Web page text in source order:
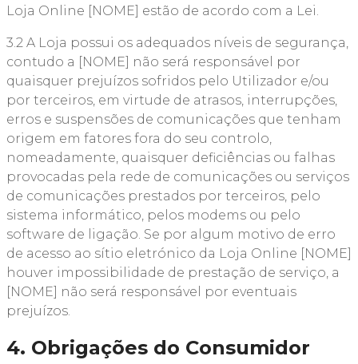
Loja Online [NOME] estão de acordo com a Lei.
3.2 A Loja possui os adequados níveis de segurança,
contudo a [NOME] não será responsável por
quaisquer prejuízos sofridos pelo Utilizador e/ou
por terceiros, em virtude de atrasos, interrupções,
erros e suspensões de comunicações que tenham
origem em fatores fora do seu controlo,
nomeadamente, quaisquer deficiências ou falhas
provocadas pela rede de comunicações ou serviços
de comunicações prestados por terceiros, pelo
sistema informático, pelos modems ou pelo
software de ligação. Se por algum motivo de erro
de acesso ao sítio eletrónico da Loja Online [NOME]
houver impossibilidade de prestação de serviço, a
[NOME] não será responsável por eventuais
prejuízos.
4. Obrigações do Consumidor